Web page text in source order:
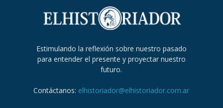
Estimulando la reflexión sobre nuestro pasado
para entender el presente y proyectar nuestro
futuro.
Contáctanos: elhistoriador@elhistoriador.com.ar